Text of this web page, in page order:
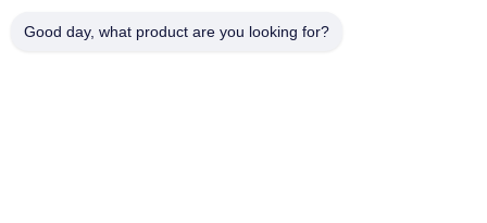
Good day, what product are you looking for?